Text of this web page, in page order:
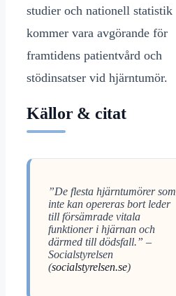
studier och nationell statistik
kommer vara avgörande för
framtidens patientvård och
stödinsatser vid hjärntumör.
Källor & citat
”De flesta hjärntumörer som
inte kan opereras bort leder
till försämrade vitala
funktioner i hjärnan och
därmed till dödsfall.” –
Socialstyrelsen
(socialstyrelsen.se)